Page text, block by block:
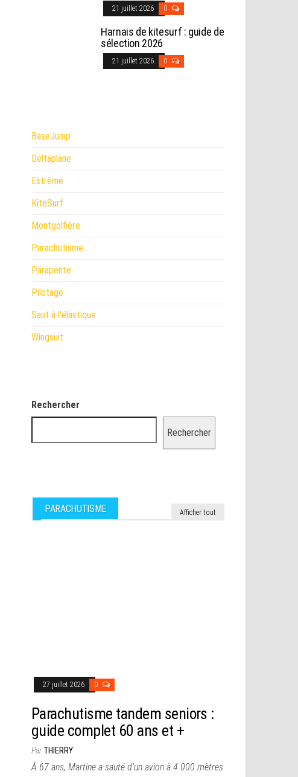
21 juillet 2026 0
Harnais de kitesurf : guide de
sélection 2026
21 juillet 2026 0
BaseJump
Deltaplane
Extrême
KiteSurf
Montgolfière
Parachutisme
Parapente
Pilotage
Saut à l'élastique
Wingsuit
Rechercher
Rechercher
PARACHUTISME Afficher tout
27 juillet 2026 0
Parachutisme tandem seniors :
guide complet 60 ans et +
ParTHIERRY
À 67 ans, Martine a sauté d’un avion à 4 000 mètres